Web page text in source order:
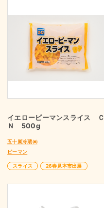
イエローピーマンスライス Ｃ
Ｎ 500g
五十嵐冷蔵㈱
ピーマン
スライス 26春見本市出展